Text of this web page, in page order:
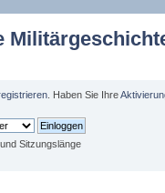
. Haben Sie Ihre
Sitzungslänge